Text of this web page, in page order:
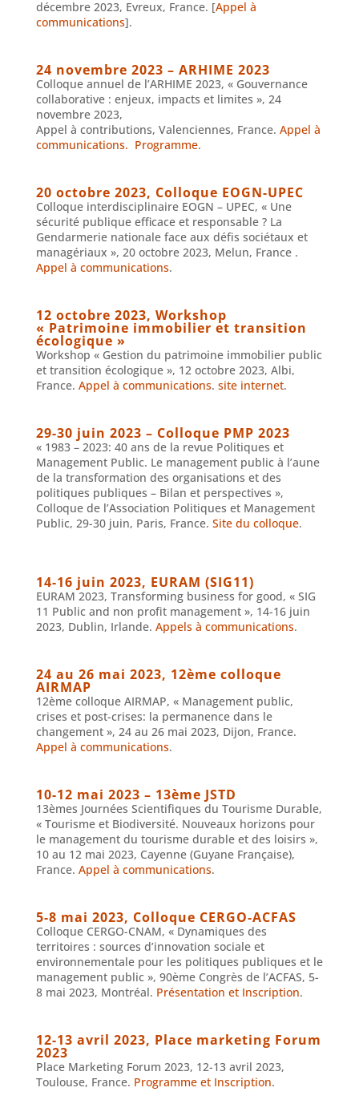
décembre 2023, Evreux, France. [Appel à
communications].
24 novembre 2023 – ARHIME 2023
Colloque annuel de l’ARHIME 2023, « Gouvernance
collaborative : enjeux, impacts et limites », 24
novembre 2023,
Appel à contributions, Valenciennes, France. Appel à
communications. Programme.
20 octobre 2023, Colloque EOGN-UPEC
Colloque interdisciplinaire EOGN – UPEC, « Une
sécurité publique efficace et responsable ? La
Gendarmerie nationale face aux défis sociétaux et
managériaux », 20 octobre 2023, Melun, France .
Appel à communications.
12 octobre 2023, Workshop
« Patrimoine immobilier et transition
écologique »
Workshop « Gestion du patrimoine immobilier public
et transition écologique », 12 octobre 2023, Albi,
France. Appel à communications. site internet.
29-30 juin 2023 – Colloque PMP 2023
« 1983 – 2023: 40 ans de la revue Politiques et
Management Public. Le management public à l’aune
de la transformation des organisations et des
politiques publiques – Bilan et perspectives »,
Colloque de l’Association Politiques et Management
Public, 29-30 juin, Paris, France. Site du colloque.
14-16 juin 2023, EURAM (SIG11)
EURAM 2023, Transforming business for good, « SIG
11 Public and non profit management », 14-16 juin
2023, Dublin, Irlande. Appels à communications.
24 au 26 mai 2023, 12ème colloque
AIRMAP
12ème colloque AIRMAP, « Management public,
crises et post-crises: la permanence dans le
changement », 24 au 26 mai 2023, Dijon, France.
Appel à communications.
10-12 mai 2023 – 13ème JSTD
13èmes Journées Scientifiques du Tourisme Durable,
« Tourisme et Biodiversité. Nouveaux horizons pour
le management du tourisme durable et des loisirs »,
10 au 12 mai 2023, Cayenne (Guyane Française),
France. Appel à communications.
5-8 mai 2023, Colloque CERGO-ACFAS
Colloque CERGO-CNAM, « Dynamiques des
territoires : sources d’innovation sociale et
environnementale pour les politiques publiques et le
management public », 90ème Congrès de l’ACFAS, 5-
8 mai 2023, Montréal. Présentation et Inscription.
12-13 avril 2023, Place marketing Forum
2023
Place Marketing Forum 2023, 12-13 avril 2023,
Toulouse, France. Programme et Inscription.